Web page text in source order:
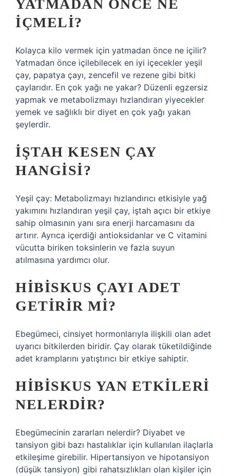
YATMADAN ÖNCE NE
IÇMELI?
Kolayca kilo vermek için yatmadan önce ne içilir?
Yatmadan önce içilebilecek en iyi içecekler yeşil
çay, papatya çayı, zencefil ve rezene gibi bitki
çaylarıdır. En çok yağı ne yakar? Düzenli egzersiz
yapmak ve metabolizmayı hızlandıran yiyecekler
yemek ve sağlıklı bir diyet en çok yağı yakan
şeylerdir.
İŞTAH KESEN ÇAY
HANGISI?
Yeşil çay: Metabolizmayı hızlandırıcı etkisiyle yağ
yakımını hızlandıran yeşil çay, iştah açıcı bir etkiye
sahip olmasının yanı sıra enerji harcamasını da
artırır. Ayrıca içerdiği antioksidanlar ve C vitamini
vücutta biriken toksinlerin ve fazla suyun
atılmasına yardımcı olur.
HIBISKUS ÇAYI ADET
GETIRIR MI?
Ebegümeci, cinsiyet hormonlarıyla ilişkili olan adet
uyarıcı bitkilerden biridir. Çay olarak tüketildiğinde
adet kramplarını yatıştırıcı bir etkiye sahiptir.
HIBISKUS YAN ETKILERI
NELERDIR?
Ebegümecinin zararları nelerdir? Diyabet ve
tansiyon gibi bazı hastalıklar için kullanılan ilaçlarla
etkileşime girebilir. Hipertansiyon ve hipotansiyon
(düşük tansiyon) gibi rahatsızlıkları olan kişiler için